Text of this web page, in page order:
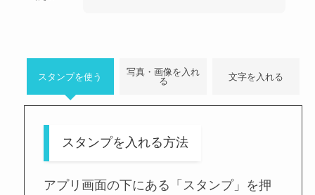
スタンプを使う
写真・画像を入れ
る
文字を入れる
スタンプを入れる方法
アプリ画面の下にある「スタンプ」を押